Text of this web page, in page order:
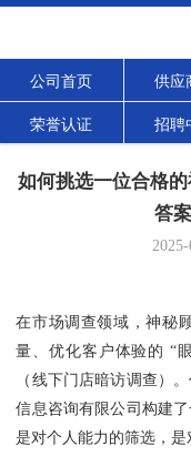
公司首页 供应
荣誉认证 招聘
如何挑选一位合格
答
在市场调查领域，神秘
量、优化客户体验的 “
（线下门店暗访调查）
信息咨询有限公司构建
是对个人能力的筛选，是